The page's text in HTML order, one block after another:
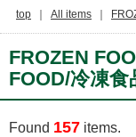
top All items
FROZEN
FOOD/冷凍食
Found 157 items.